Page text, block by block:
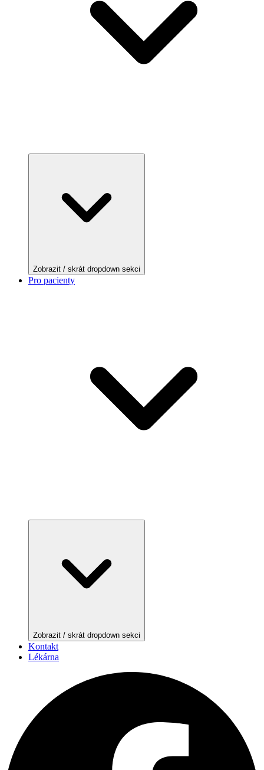
Zobrazit / skrát dropdown sekci
Pro pacienty
Zobrazit / skrát dropdown sekci
Kontakt
Lékárna